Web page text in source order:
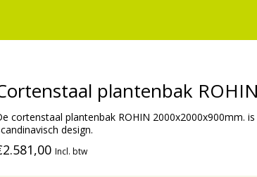
plantenbak
cortenstaal plantenbak ROHIN 2000x2000x900mm.
design.
Incl. btw